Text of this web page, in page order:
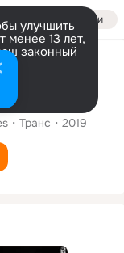
Войти
улучшить
менее 13 лет,
законный
Транс 2019